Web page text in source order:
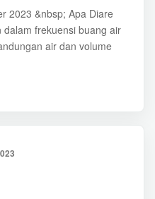
2023 &nbsp; Apa Diare
frekuensi buang air
air dan volume